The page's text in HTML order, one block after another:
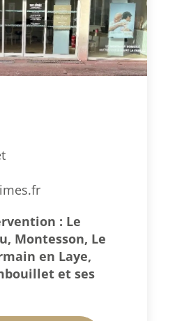
: Le
Montesson, Le
en Laye,
et ses